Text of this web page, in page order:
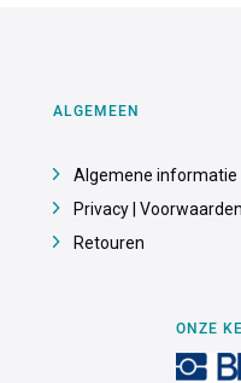
ALGEMEEN
Algemene informatie
Privacy | Voorwaarden
Retouren
ONZE